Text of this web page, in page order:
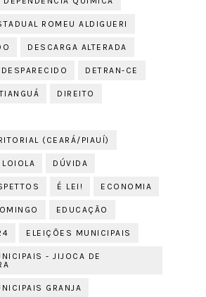
ROMEU ALDIGUERI
DESCARGA ALTERADA
DESPARECIDO DETRAN-CE
DIREITO
(CEARÁ/PIAUÍ)
DÚVIDA
É LEI! ECONOMIA
EDUCAÇÃO
ELEIÇÕES MUNICIPAIS
- JIJOCA DE
GRANJA